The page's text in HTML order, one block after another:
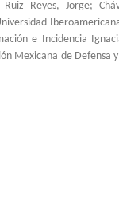
Ruiz Reyes, Jorge;
e Incidencia
Mexicana de Defensa